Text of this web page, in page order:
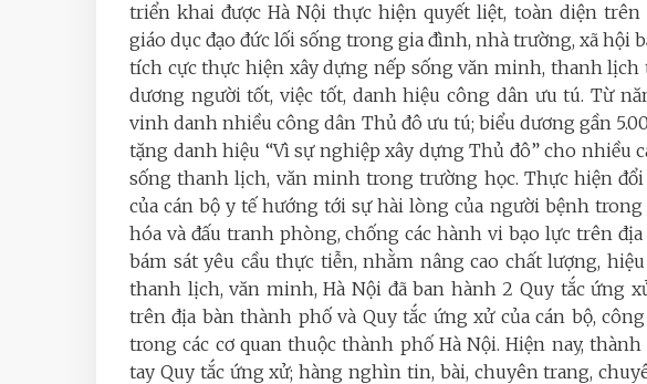
triển khai được Hà Nội thực hiện quyết liệt, toàn diện
giáo dục đạo đức lối sống trong gia đình, nhà trường, xã
tích cực thực hiện xây dựng nếp sống văn minh, thanh lịch
dương người tốt, việc tốt, danh hiệu công dân ưu tú. Từ
vinh danh nhiều công dân Thủ đô ưu tú; biểu dương gần
tặng danh hiệu “Vì sự nghiệp xây dựng Thủ đô” cho nhiều
sống thanh lịch, văn minh trong trường học. Thực hiện
của cán bộ y tế hướng tới sự hài lòng của người bệnh
hóa và đấu tranh phòng, chống các hành vi bạo lực trên địa
bám sát yêu cầu thực tiễn, nhằm nâng cao chất lượng,
thanh lịch, văn minh, Hà Nội đã ban hành 2 Quy tắc ứng
trên địa bàn thành phố và Quy tắc ứng xử của cán bộ,
trong các cơ quan thuộc thành phố Hà Nội. Hiện nay,
tay Quy tắc ứng xử; hàng nghìn tin, bài, chuyên trang,